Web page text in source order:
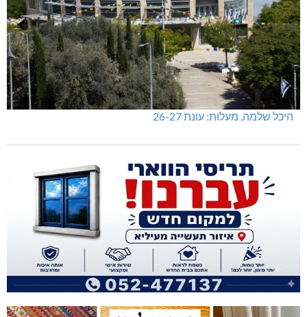
היכל שלמה, מעלות: עונת 26-27